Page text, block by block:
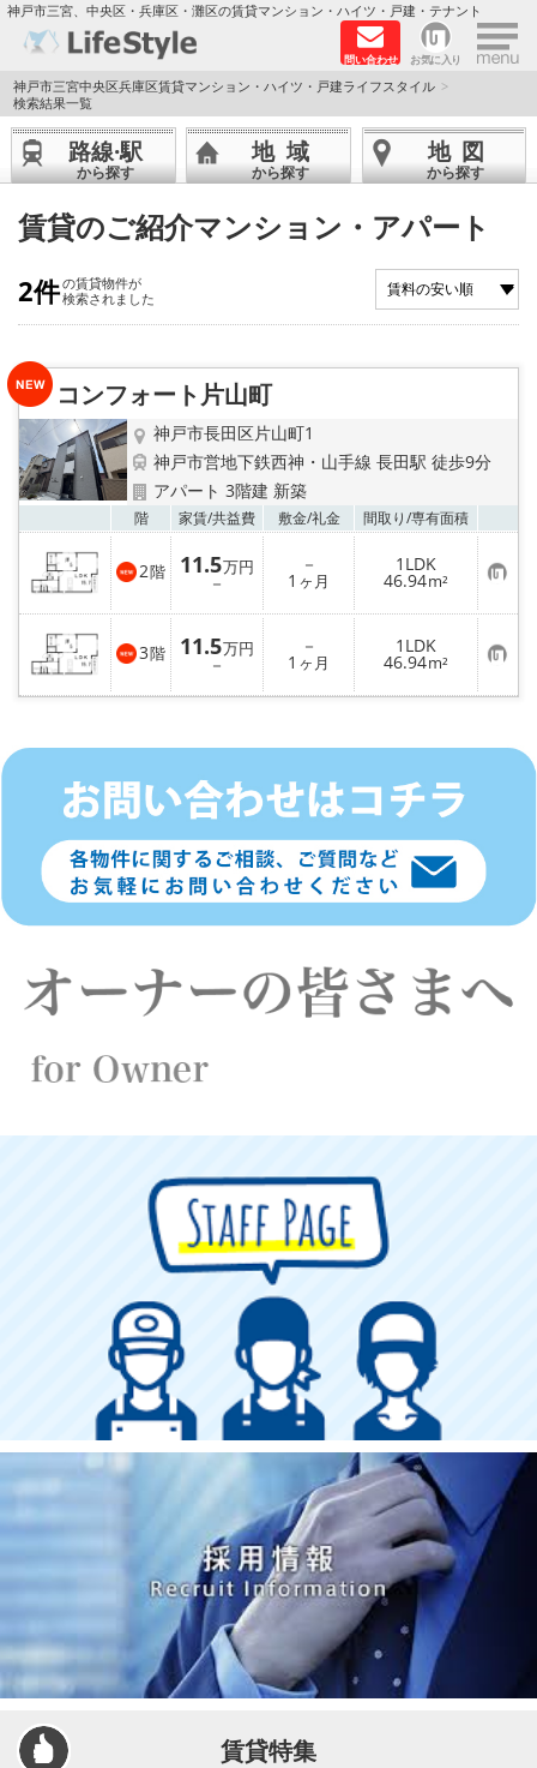
神戸市三宮、中央区・兵庫区・灘区の賃貸マンション・ハイツ・戸建・テナント
問い合わせ お気に入り ×
TOPページ
神戸の単身向けマンション特集
保証人不要
高級賃貸
リノベーション物件
ペット飼育可能
路線·駅から探す
地域から探す
地図から探す
神戸市三宮中央区兵庫区賃貸マンション・ハイツ・戸建ライフスタイル
検索結果一覧
路線·駅
から探す
地域
から探す
地図
から探す
賃貸のご紹介マンション・アパート
2件の賃貸物件が
検索されました
コンフォート片山町
神戸市長田区片山町1
神戸市営地下鉄西神・山手線 長田駅 徒歩9分
アパート 3階建 新築
階 家賃/共益費 敷金/礼金 間取り/専有面積
2階 11.5万円
－
－
1 ヶ月
1LDK
46.94m² お
気
に
入
り
登
録
3階 11.5万円
－
－
1 ヶ月
1LDK
46.94m² お
気
に
登
賃貸特集